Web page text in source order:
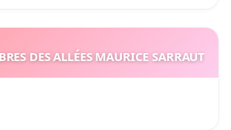
DES ALLÉES MAURICE SARRAUT